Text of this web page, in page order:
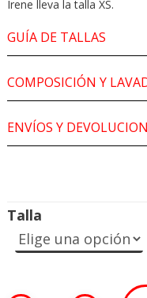
Irene lleva la talla XS.
GUÍA DE TALLAS
COMPOSICIÓN Y
ENVÍOS Y
Talla